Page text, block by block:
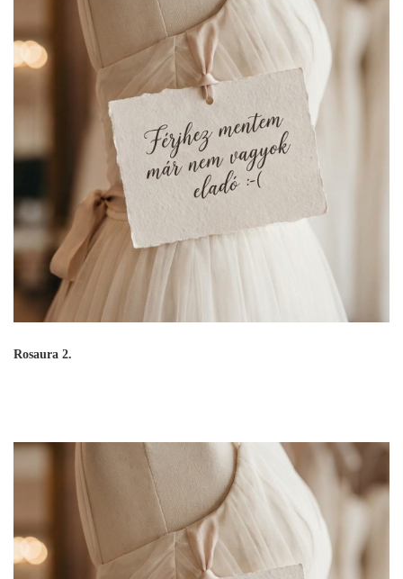
Rosaura 2.